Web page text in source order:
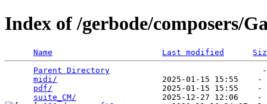
Index of /gerbode/composers/
Name Last modified
Parent Directory
midi/
2025-01-15 15:55
pdf/
2025-01-15 15:55
suite_CM/